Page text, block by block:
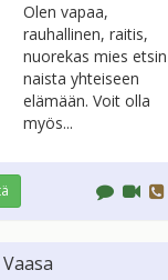
Olen vapaa,
rauhallinen, raitis,
nuorekas mies etsin
naista yhteiseen
elämään. Voit olla
myös...
Vaasa